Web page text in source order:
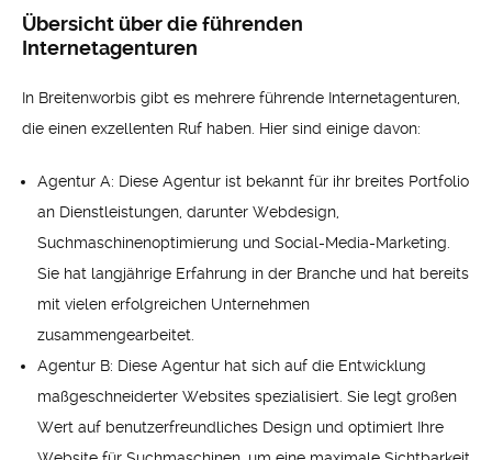
Übersicht über die führenden
Internetagenturen
In Breitenworbis gibt es mehrere führende Internetagenturen,
die einen exzellenten Ruf haben. Hier sind einige davon:
Agentur A: Diese Agentur ist bekannt für ihr breites Portfolio
an Dienstleistungen, darunter Webdesign,
Suchmaschinenoptimierung und Social-Media-Marketing.
Sie hat langjährige Erfahrung in der Branche und hat bereits
mit vielen erfolgreichen Unternehmen
zusammengearbeitet.
Agentur B: Diese Agentur hat sich auf die Entwicklung
maßgeschneiderter Websites spezialisiert. Sie legt großen
Wert auf benutzerfreundliches Design und optimiert Ihre